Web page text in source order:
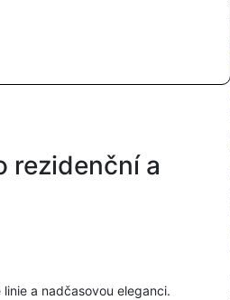
rezidenční a
a nadčasovou eleganci.